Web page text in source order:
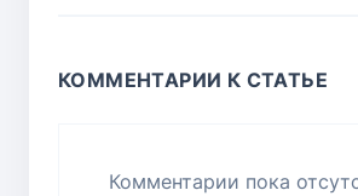
КОММЕНТАРИИ К СТАТЬЕ
Комментарии пока